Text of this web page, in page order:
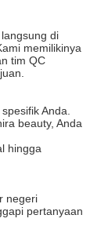
di
memilikinya
tim QC
Anda.
beauty, Anda
hingga
negeri
pertanyaan